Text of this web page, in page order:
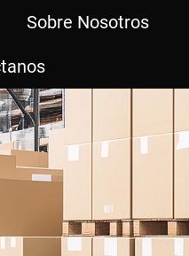
Sobre Nosotros